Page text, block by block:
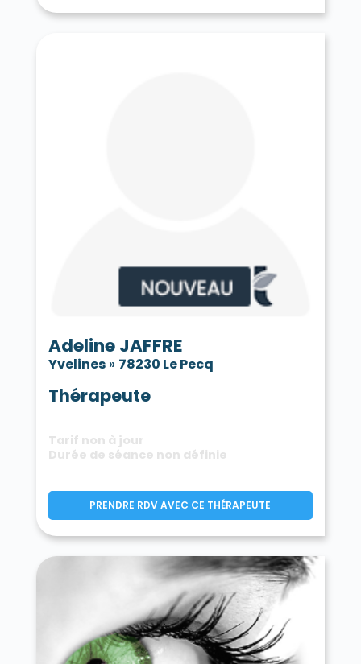
Tessancourt-sur-Aubette 78250
Villepreux 78450
Villette 78930
Villiers-le-Mahieu 78770
Villiers-Saint-Frédéric 78640
Voisins-le-Bretonneux 78960
Adeline JAFFRE
Yvelines» 78230 Le Pecq
Thérapeute
Tarif non à jour
Durée de séance non définie
PRENDRE RDV AVEC CE THÉRAPEUTE